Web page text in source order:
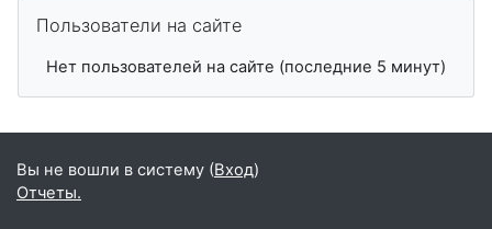
Пользователи на сайте
Нет пользователей на сайте (последние 5 минут)
Вы не вошли в систему (Вход)
Отчеты.